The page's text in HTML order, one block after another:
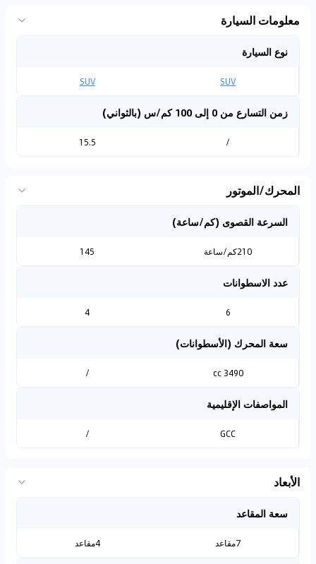
معلومات السيارة
نوع السيارة
SUV
SUV
زمن التسارع من 0 إلى 100 كم/س (بالثواني)
/
15.5
المحرك/الموتور
السرعة القصوى (كم/ساعة)
210كم/ساعة 145
عدد الاسطوانات
6
4
سعة المحرك (الأسطوانات)
3490 cc
/
المواصفات الإقليمية
GCC
/
الأبعاد
سعة المقاعد
7مقاعد 4مقاعد